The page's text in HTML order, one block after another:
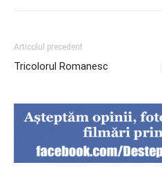
Articolul precedent
Tricolorul Romanesc